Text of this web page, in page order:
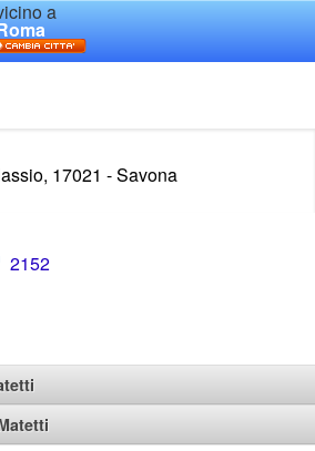
a
17021 - Savona
2152